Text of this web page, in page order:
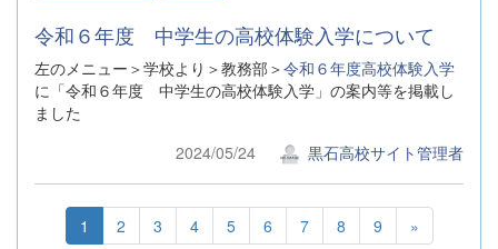
令和６年度 中学生の高校体験入学について
左のメニュー＞学校より＞教務部＞令和６年度高校体験入学
に「令和６年度 中学生の高校体験入学」の案内等を掲載し
ました
2024/05/24
黒石高校サイト管理者
1 2 3 4 5 6 7 8 9 »